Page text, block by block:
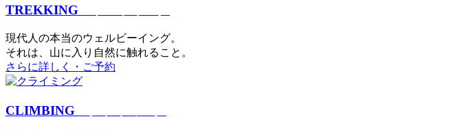
TREKKING
現代⼈の本当のウェルビーイング。
それは、⼭に⼊り⾃然に触れること。
さらに詳しく・ご予約
CLIMBING